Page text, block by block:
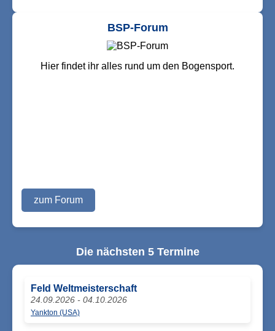
BSP-Forum
Hier findet ihr alles rund um den Bogensport.
zum Forum
Die nächsten 5 Termine
Feld Weltmeisterschaft
24.09.2026 - 04.10.2026
Yankton (USA)